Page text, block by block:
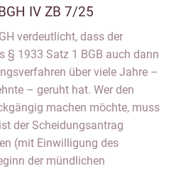
IV ZB 7/25
verdeutlicht, dass der
§ 1933 Satz 1 BGB auch dann
über viele Jahre –
– geruht hat. Wer den
machen möchte, muss
der Scheidungsantrag
(mit Einwilligung des
der mündlichen